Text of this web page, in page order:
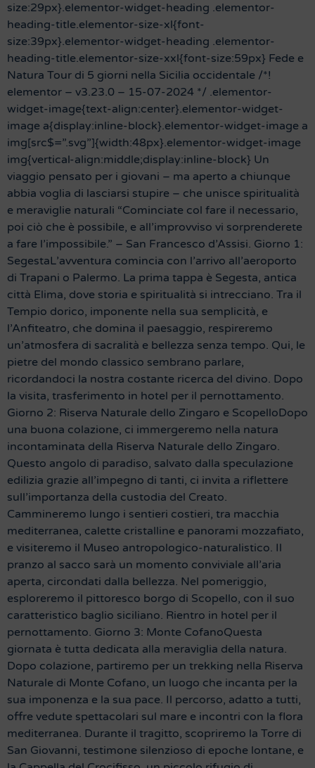
size:29px}.elementor-widget-heading .elementor-
heading-title.elementor-size-xl{font-
size:39px}.elementor-widget-heading .elementor-
heading-title.elementor-size-xxl{font-size:59px} Fede e
Natura Tour di 5 giorni nella Sicilia occidentale /*!
elementor – v3.23.0 – 15-07-2024 */ .elementor-
widget-image{text-align:center}.elementor-widget-
image a{display:inline-block}.elementor-widget-image a
img[src$=”.svg”]{width:48px}.elementor-widget-image
img{vertical-align:middle;display:inline-block} Un
viaggio pensato per i giovani – ma aperto a chiunque
abbia voglia di lasciarsi stupire – che unisce spiritualità
e meraviglie naturali “Cominciate col fare il necessario,
poi ciò che è possibile, e all’improvviso vi sorprenderete
a fare l’impossibile.” – San Francesco d’Assisi. Giorno 1:
SegestaL’avventura comincia con l’arrivo all’aeroporto
di Trapani o Palermo. La prima tappa è Segesta, antica
città Elima, dove storia e spiritualità si intrecciano. Tra il
Tempio dorico, imponente nella sua semplicità, e
l’Anfiteatro, che domina il paesaggio, respireremo
un’atmosfera di sacralità e bellezza senza tempo. Qui, le
pietre del mondo classico sembrano parlare,
ricordandoci la nostra costante ricerca del divino. Dopo
la visita, trasferimento in hotel per il pernottamento.
Giorno 2: Riserva Naturale dello Zingaro e ScopelloDopo
una buona colazione, ci immergeremo nella natura
incontaminata della Riserva Naturale dello Zingaro.
Questo angolo di paradiso, salvato dalla speculazione
edilizia grazie all’impegno di tanti, ci invita a riflettere
sull’importanza della custodia del Creato.
Cammineremo lungo i sentieri costieri, tra macchia
mediterranea, calette cristalline e panorami mozzafiato,
e visiteremo il Museo antropologico-naturalistico. Il
pranzo al sacco sarà un momento conviviale all’aria
aperta, circondati dalla bellezza. Nel pomeriggio,
esploreremo il pittoresco borgo di Scopello, con il suo
caratteristico baglio siciliano. Rientro in hotel per il
pernottamento. Giorno 3: Monte CofanoQuesta
giornata è tutta dedicata alla meraviglia della natura.
Dopo colazione, partiremo per un trekking nella Riserva
Naturale di Monte Cofano, un luogo che incanta per la
sua imponenza e la sua pace. Il percorso, adatto a tutti,
offre vedute spettacolari sul mare e incontri con la flora
mediterranea. Durante il tragitto, scopriremo la Torre di
San Giovanni, testimone silenzioso di epoche lontane, e